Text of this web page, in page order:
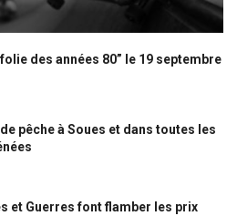
des années 80” le 19 septembre
pêche à Soues et dans toutes les
et Guerres font flamber les prix